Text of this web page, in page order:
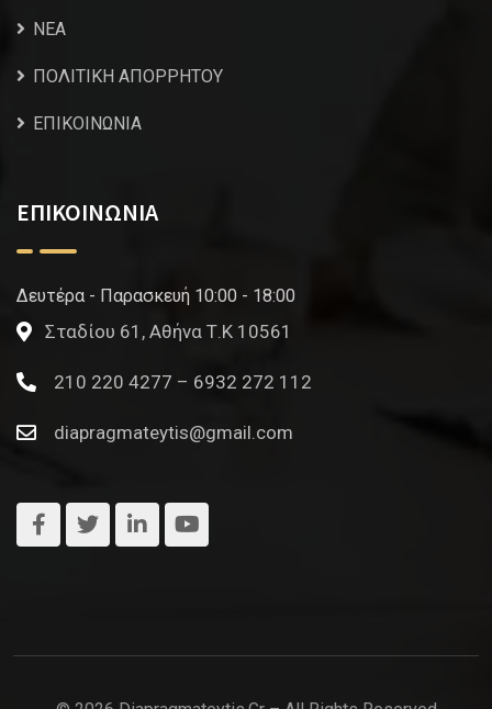
NEA
ΠΟΛΙΤΙΚΗ ΑΠΟΡΡΗΤΟΥ
ΕΠΙΚΟΙΝΩΝΙΑ
ΕΠΙΚΟΙΝΩΝΙΑ
Δευτέρα - Παρασκευή 10:00 - 18:00
Σταδίου 61, Αθήνα Τ.Κ 10561
210 220 4277 – 6932 272 112
diapragmateytis@gmail.com